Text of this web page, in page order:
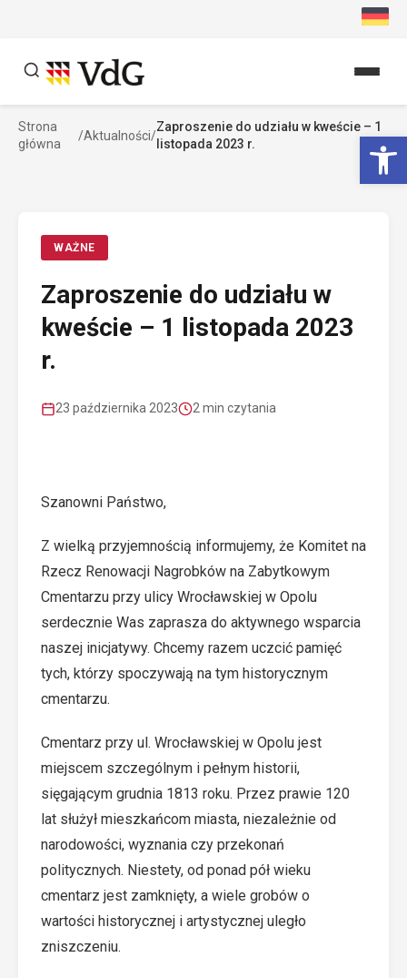
Szukaj
Strona
główna
/Aktualności/
Zaproszenie do udziału w kweście – 1
listopada 2023 r.
WAŻNE
Zaproszenie do udziału w
kweście – 1 listopada 2023
r.
23 października 2023 2 min czytania
Szanowni Państwo,
Z wielką przyjemnością informujemy, że Komitet na
Rzecz Renowacji Nagrobków na Zabytkowym
Cmentarzu przy ulicy Wrocławskiej w Opolu
serdecznie Was zaprasza do aktywnego wsparcia
naszej inicjatywy. Chcemy razem uczcić pamięć
tych, którzy spoczywają na tym historycznym
cmentarzu.
Cmentarz przy ul. Wrocławskiej w Opolu jest
miejscem szczególnym i pełnym historii,
sięgającym grudnia 1813 roku. Przez prawie 120
lat służył mieszkańcom miasta, niezależnie od
narodowości, wyznania czy przekonań
politycznych. Niestety, od ponad pół wieku
cmentarz jest zamknięty, a wiele grobów o
wartości historycznej i artystycznej uległo
zniszczeniu.